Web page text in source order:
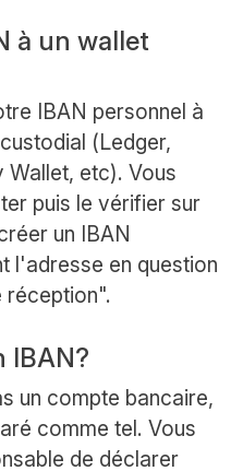
à un wallet
IBAN personnel à
(Ledger,
etc). Vous
puis le vérifier sur
un IBAN
l'adresse en question
réception".
IBAN?
un compte bancaire,
comme tel. Vous
de déclarer